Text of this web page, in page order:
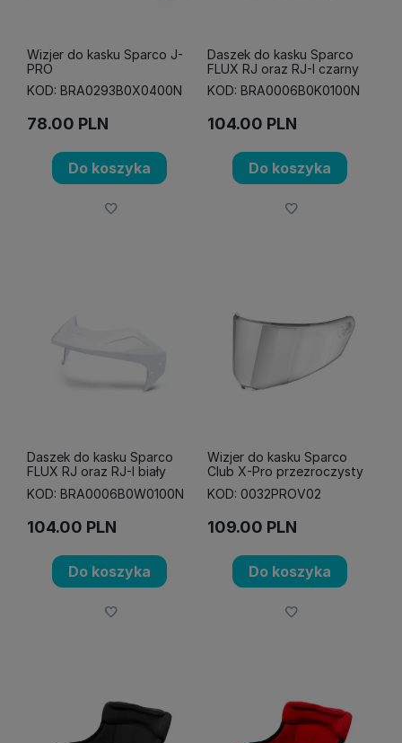
Wizjer do kasku Sparco J-
PRO
KOD: BRA0293B0X0400N
78.00 PLN
Do koszyka
Daszek do kasku Sparco
FLUX RJ oraz RJ-I czarny
KOD: BRA0006B0K0100N
104.00 PLN
Do koszyka
Daszek do kasku Sparco
FLUX RJ oraz RJ-I biały
KOD: BRA0006B0W0100N
104.00 PLN
Do koszyka
Wizjer do kasku Sparco
Club X-Pro przezroczysty
KOD: 0032PROV02
109.00 PLN
Do koszyka